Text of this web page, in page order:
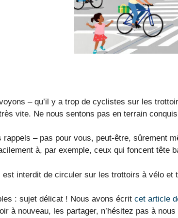
– qu’il y a trop de cyclistes sur les
vite. Ne nous sentons pas en terrain
rappels – pas pour vous, peut-être, sûrement
à, par exemple, ceux qui foncent tête
est interdit de circuler sur les trottoirs à vélo et
: sujet délicat ! Nous avons écrit cet article
à nouveau, les partager, n’hésitez pas à